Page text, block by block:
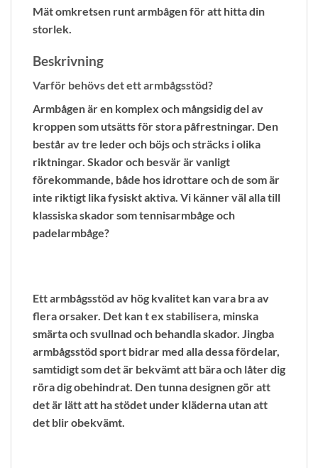
Mät omkretsen runt armbågen för att hitta din
storlek.
Beskrivning
Varför behövs det ett armbågsstöd?
Armbågen är en komplex och mångsidig del av
kroppen som utsätts för stora påfrestningar. Den
består av tre leder och böjs och sträcks i olika
riktningar. Skador och besvär är vanligt
förekommande, både hos idrottare och de som är
inte riktigt lika fysiskt aktiva. Vi känner väl alla till
klassiska skador som tennisarmbåge och
padelarmbåge?
Ett armbågsstöd av hög kvalitet kan vara bra av
flera orsaker. Det kan t ex stabilisera, minska
smärta och svullnad och behandla skador. Jingba
armbågsstöd sport bidrar med alla dessa fördelar,
samtidigt som det är bekvämt att bära och låter dig
röra dig obehindrat. Den tunna designen gör att
det är lätt att ha stödet under kläderna utan att
det blir obekvämt.